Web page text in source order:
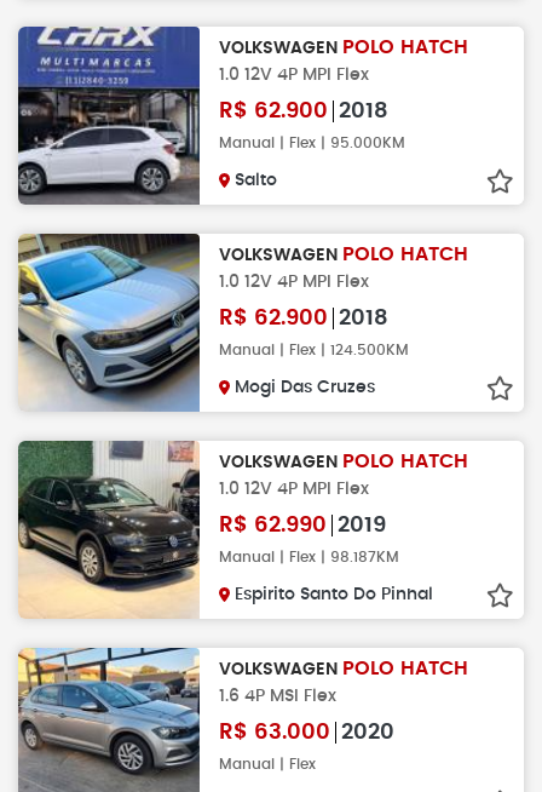
VOLKSWAGEN POLO HATCH
1.0 12V 4P MPI Flex
R$ 62.900 2018
Manual | Flex | 95.000KM
Salto
VOLKSWAGEN POLO HATCH
1.0 12V 4P MPI Flex
R$ 62.900 2018
Manual | Flex | 124.500KM
Mogi Das Cruzes
VOLKSWAGEN POLO HATCH
1.0 12V 4P MPI Flex
R$ 62.990 2019
Manual | Flex | 98.187KM
Espirito Santo Do Pinhal
VOLKSWAGEN POLO HATCH
1.6 4P MSI Flex
R$ 63.000 2020
Manual | Flex